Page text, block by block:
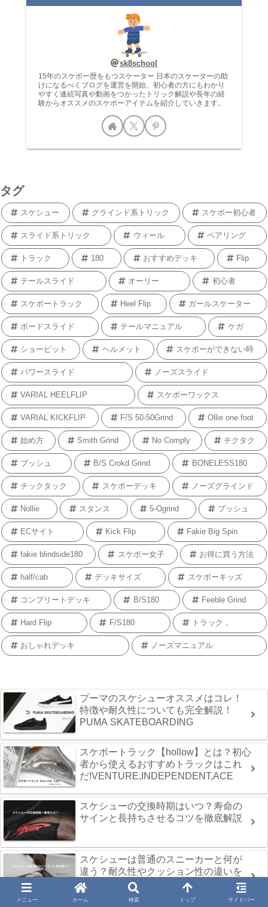
sk8school
15年のスケボー歴をもつスケーター 日本のスケーターの助
けになるべくブログを運営を開始、初心者の方にもわかり
やすく連続写真や動画をつかったトリック解説や長年の経
験からオススメのスケボーアイテムを紹介していきます。
タグ
スケシュー グラインド系トリック スケボー初心者
スライド系トリック ウィール ベアリング
トラック 180 おすすめデッキ Flip
テールスライド オーリー 初心者
スケボートラック Heel Flip ガールスケーター
ボードスライド テールマニュアル ケガ
ショービット ヘルメット スケボーができない時
パワースライド ノーズスライド
VARIAL HEELFLIP スケボーワックス
VARIAL KICKFLIP F/S 50-50Grind Ollie one foot
始め方 Smith Grind No Comply チクタク
ブッシュ B/S Crokd Grind BONELESS180
チックタック スケボーデッキ ノーズグラインド
Nollie スタンス 5-Ogrind プッシュ
ECサイト Kick Flip Fakie Big Spin
fakie blindside180 スケボー女子 お得に買う方法
half/cab デッキサイズ スケボーキッズ
コンプリートデッキ B/S180 Feeble Grind
Hard Flip F/S180 トラック，
おしゃれデッキ ノーズマニュアル
プーマのスケシューオススメはコレ！
特徴や耐久性についても完全解説！
PUMA SKATEBOARDING
スケボートラック【hollow】とは？初心
者から使えるおすすめトラックはこれ
だ!VENTURE,INDEPENDENT,ACE
スケシューの交換時期はいつ？寿命の
サインと長持ちさせるコツを徹底解説
スケシューは普通のスニーカーと何が
違う？耐久性やクッション性の違いを
徹底解説
メニュー ホーム 検索 トップ サイドバー